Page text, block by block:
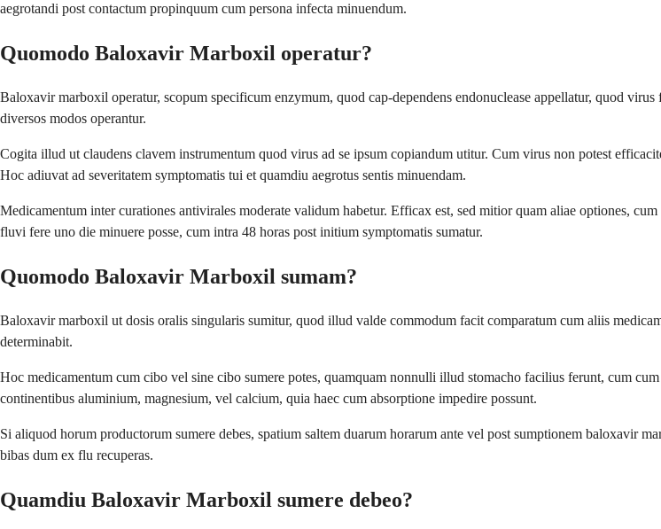
aegrotandi post contactum propinquum cum persona infecta minuendum.
Quomodo Baloxavir Marboxil operatur?
Baloxavir marboxil operatur, scopum specificum enzymum, quod cap-dependens endonuclease appellatur, quod
diversos modos operantur.
Cogita illud ut claudens clavem instrumentum quod virus ad se ipsum copiandum utitur. Cum virus non potest
Hoc adiuvat ad severitatem symptomatis tui et quamdiu aegrotus sentis minuendam.
Medicamentum inter curationes antivirales moderate validum habetur. Efficax est, sed mitior quam aliae optiones,
fluvi fere uno die minuere posse, cum intra 48 horas post initium symptomatis sumatur.
Quomodo Baloxavir Marboxil sumam?
Baloxavir marboxil ut dosis oralis singularis sumitur, quod illud valde commodum facit comparatum cum aliis
determinabit.
Hoc medicamentum cum cibo vel sine cibo sumere potes, quamquam nonnulli illud stomacho facilius ferunt, cum
continentibus aluminium, magnesium, vel calcium, quia haec cum absorptione impedire possunt.
Si aliquod horum productorum sumere debes, spatium saltem duarum horarum ante vel post sumptionem baloxavir
bibas dum ex flu recuperas.
Quamdiu Baloxavir Marboxil sumere debeo?